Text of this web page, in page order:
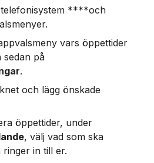
telefonisystem ****och
vars öppettider
sedan på
.
och lägg önskade
öppettider, under
, välj vad som ska
in till er.